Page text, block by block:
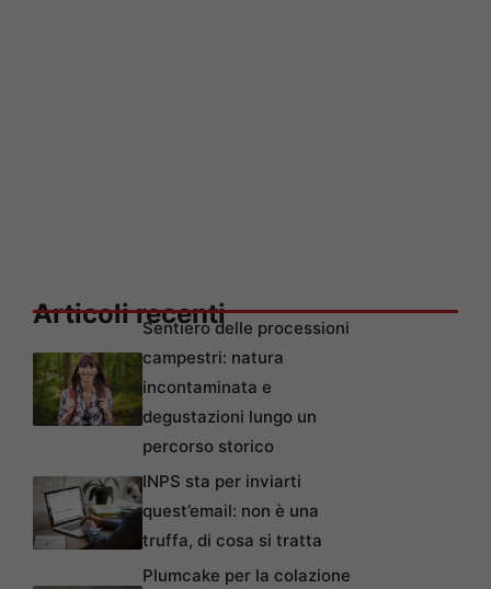
Articoli recentiSentiero delle processioni
campestri: natura
incontaminata e
degustazioni lungo un
percorso storico
INPS sta per inviarti
quest’email: non è una
truffa, di cosa si tratta
Plumcake per la colazione